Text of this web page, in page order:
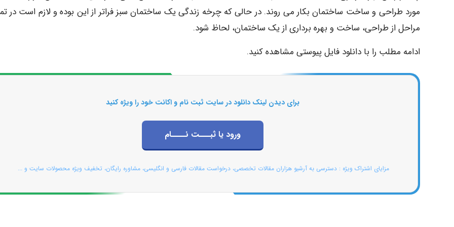
مورد طراحی و ساخت ساختمان بکار می روند. در حالی که چرخه زندگی یک ساختمان سبز فراتر از این بوده و لازم است در
مراحل از طراحی، ساخت و بهره برداری از یک ساختمان، لحاظ شود.
ادامه مطلب را با دانلود فایل پیوستی مشاهده کنید.
برای دیدن لینک دانلود در سایت ثبت نام و اکانت خود را ویژه کنید
ورود یا ثبـــت نــــام
مزایای اشتراک ویژه : دسترسی به آرشیو هزاران مقالات تخصصی، درخواست مقالات فارسی و انگلیسی، مشاوره رایگان، تخفیف ویژه محصولات سایت و ...